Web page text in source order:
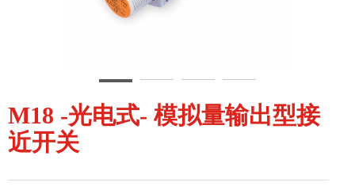
M18 -光电式- 模拟量输出型接
近开关